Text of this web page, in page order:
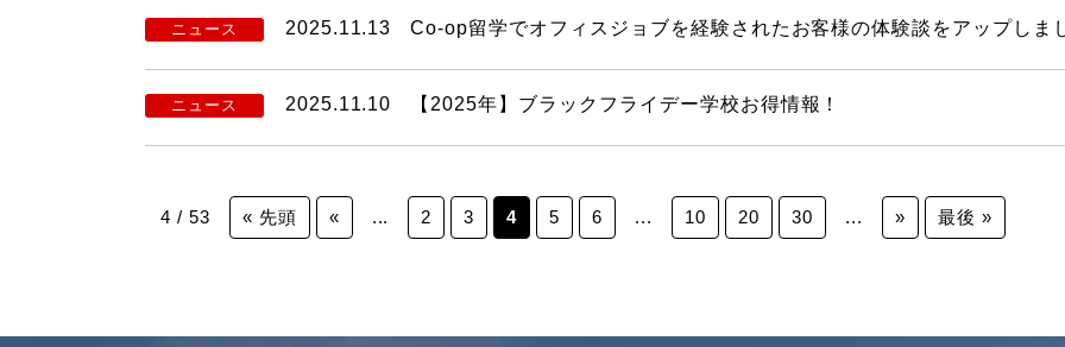
ニュース 2025.11.13 Co-op留学でオフィスジョブを経験されたお客様の体験談をアップしま
ニュース 2025.11.10 【2025年】ブラックフライデー学校お得情報！
4 / 53 « 先頭 « ... 2 3 4 5 6 ... 10 20 30 ... » 最後 »